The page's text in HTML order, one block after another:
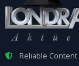
Reliable Content